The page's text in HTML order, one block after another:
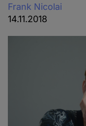
Frank Nicolai
14.11.2018